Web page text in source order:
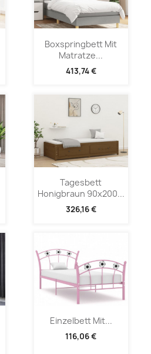
Boxspringbett Mit
Matratze...
413,74 €
Tagesbett
Honigbraun 90x200...
326,16 €
Einzelbett Mit...
116,06 €